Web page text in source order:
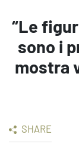
“Le
sono i
mostra
SHARE